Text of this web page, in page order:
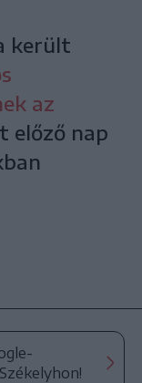
került
az
előző nap